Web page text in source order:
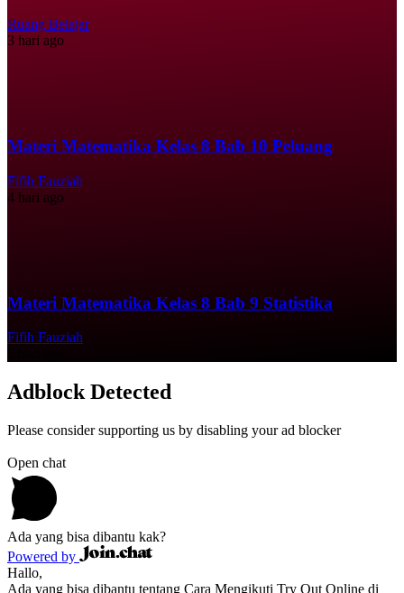
Ruang Belajar
3 hari ago
Materi Matematika Kelas 8 Bab 10 Peluang
Fifih Fauziah
4 hari ago
Materi Matematika Kelas 8 Bab 9 Statistika
Fifih Fauziah
Adblock Detected
Please consider supporting us by disabling your ad blocker
Open chat
Ada yang bisa dibantu kak?
Powered by
Hallo,
Ada yang bisa dibantu tentang Cara Mengikuti Try Out Online di